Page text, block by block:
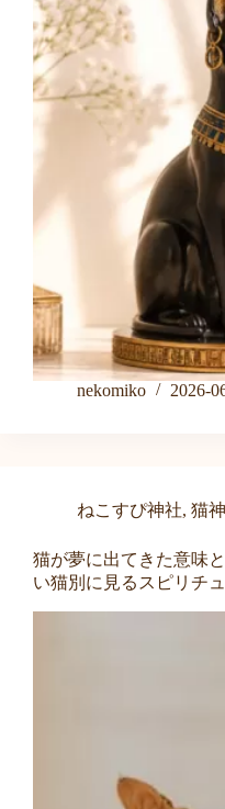
nekomiko 2026-
ねこすぴ神社, 猫
猫が夢に出てきた意味
い猫別に見るスピリチ